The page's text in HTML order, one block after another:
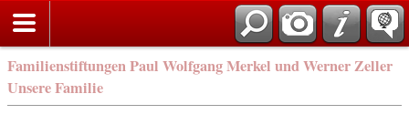
Familienstiftungen Paul Wolfgang Merkel und Werner Zeller
Unsere Familie